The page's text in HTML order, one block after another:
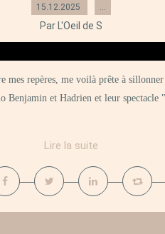
15.12.2025 …
Par L'Oeil de S
mes repères, me voilà prête à
Benjamin et Hadrien et leur spectacle
Lire la suite